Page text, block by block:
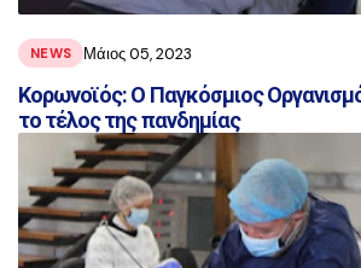
NEWS Μάιος 05, 2023
Κορωνοϊός: Ο Παγκόσμιος
το τέλος της πανδημίας